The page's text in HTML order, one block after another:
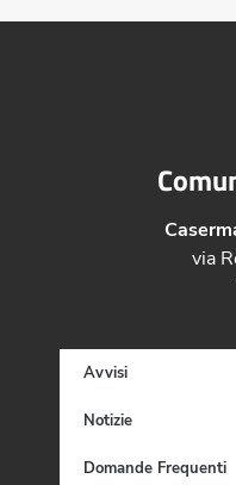
via
Avvisi
Notizie
Domande Frequenti